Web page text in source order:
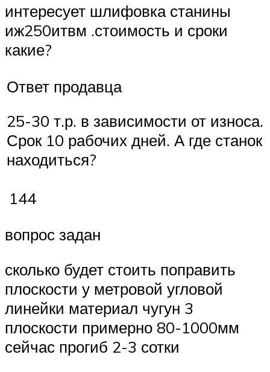
интересует шлифовка станины
иж250итвм .стоимость и сроки
какие?
Ответ продавца
25-30 т.р. в зависимости от износа.
Срок 10 рабочих дней. А где станок
находиться?
144
вопрос задан
сколько будет стоить поправить
плоскости у метровой угловой
линейки материал чугун 3
плоскости примерно 80-1000мм
сейчас прогиб 2-3 сотки